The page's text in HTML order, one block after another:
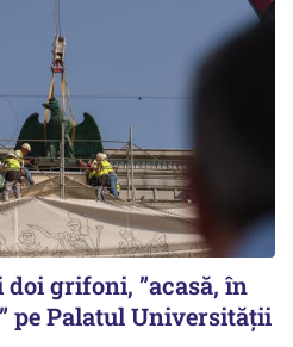
grifoni, ”acasă, în
pe Palatul Universității